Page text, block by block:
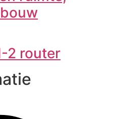
2 router